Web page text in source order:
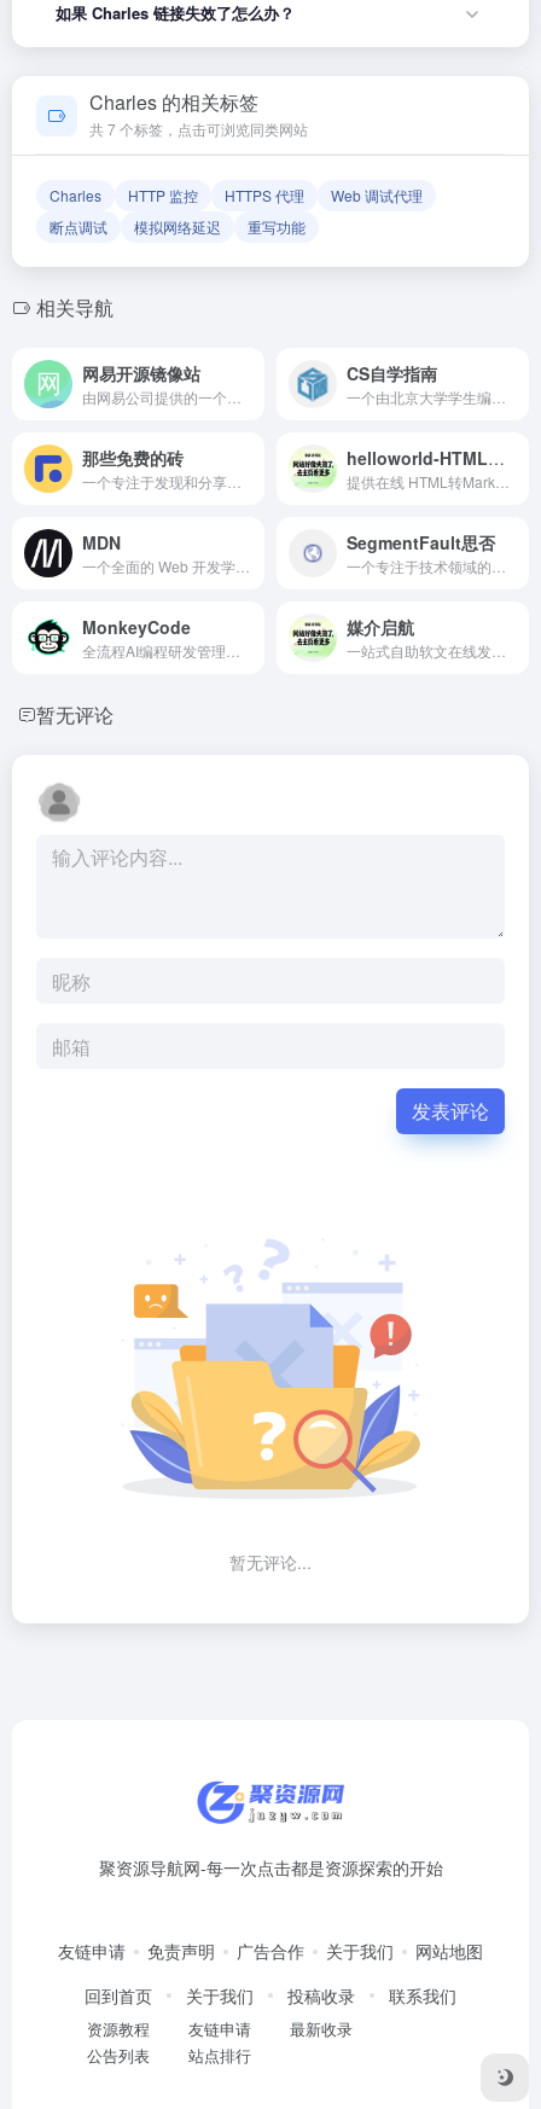
试。
航平台，致力于帮助用户发现和整理优质网站资源，具体网站
的内容与服务由该网站运营方负责。
如果 Charles 链接失效了怎么办？
如果发现链接无法打开或内容已变更，您可以使用页面上的
确保导航链接的准确性和有效性。
Charles 的相关标签
共 7 个标签，点击可浏览同类网站
Charles HTTP 监控 HTTPS 代理
Web 调试代理
断点调试
模拟网络延迟 重写功能
相关导航
网易开源镜像站 CS自学指南
那些免费的砖 helloworld-HTML转md
MDN SegmentFault思否
MonkeyCode 媒介启航
暂无评论
发表评论
暂无评论...
聚资源导航网-每一次点击都是资源探索的开始
友链申请 免责声明 广告合作 关于我们
网站地图
回到首页
资源教程
公告列表
关于我们
友链申请
站点排行
投稿收录
最新收录
联系我们